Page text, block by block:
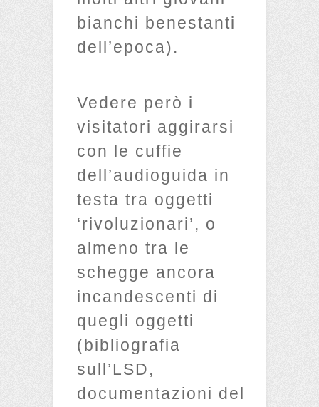
bianchi benestanti
dell’epoca).
Vedere però i
visitatori aggirarsi
con le cuffie
dell’audioguida in
testa tra oggetti
‘rivoluzionari’, o
almeno tra le
schegge ancora
incandescenti di
quegli oggetti
(bibliografia
sull’LSD,
documentazioni del